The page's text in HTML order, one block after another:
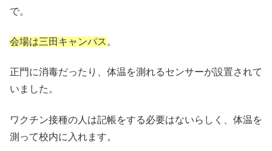
で。
会場は三田キャンパス 。
正門に消毒だったり、体温を測れるセンサーが設置されて
いました。
ワクチン接種の人は記帳をする必要はないらしく、体温を
測って校内に入れます。